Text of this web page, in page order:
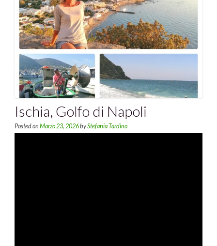
Ischia, Golfo di Napoli
Posted on Marzo 23, 2026byStefania Tardino